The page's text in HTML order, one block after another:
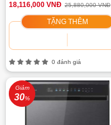
18,116,000 VNĐ 25,880,000 VNĐ
TẶNG THÊM
0 đánh giá
Giảm
30%